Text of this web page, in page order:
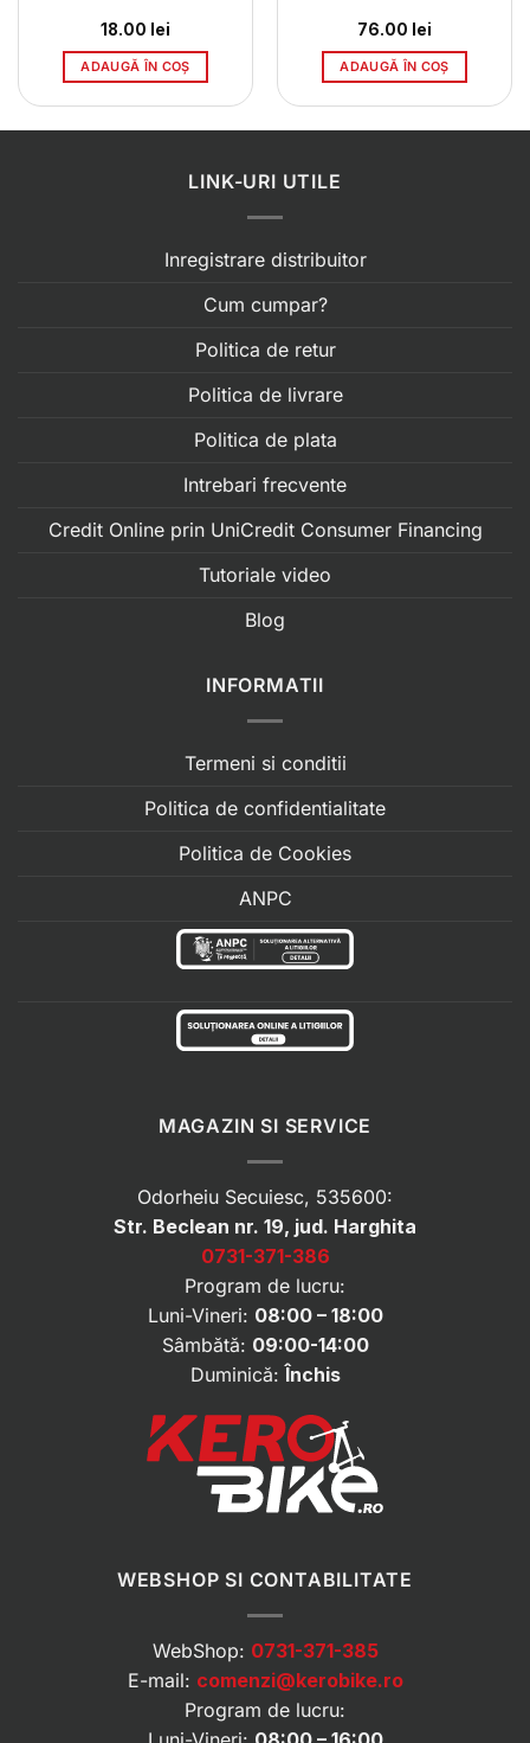
18.00 lei
ADAUGĂ ÎN COȘ
76.00 lei
ADAUGĂ ÎN COȘ
LINK-URI UTILE
Inregistrare distribuitor
Cum cumpar?
Politica de retur
Politica de livrare
Politica de plata
Intrebari frecvente
Credit Online prin UniCredit Consumer Financing
Tutoriale video
Blog
INFORMATII
Termeni si conditii
Politica de confidentialitate
Politica de Cookies
ANPC
MAGAZIN SI SERVICE
Odorheiu Secuiesc, 535600:
Str. Beclean nr. 19, jud. Harghita
0731-371-386
Program de lucru:
Luni-Vineri: 08:00 – 18:00
Sâmbătă: 09:00-14:00
Duminică:Închis
WEBSHOP SI CONTABILITATE
WebShop: 0731-371-385
E-mail: comenzi@kerobike.ro
Program de lucru: